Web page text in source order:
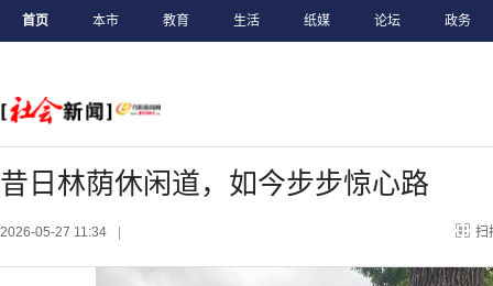
首页 本市 教育 生活 纸媒 论坛 政务
昔日林荫休闲道，如今步步惊心路
2026-05-27 11:34 扫